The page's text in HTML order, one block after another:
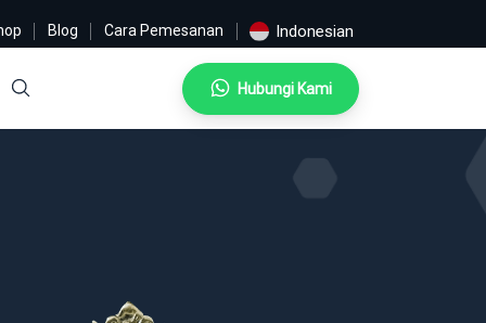
Blog Cara Pemesanan Indonesian
Search Hubungi Kami